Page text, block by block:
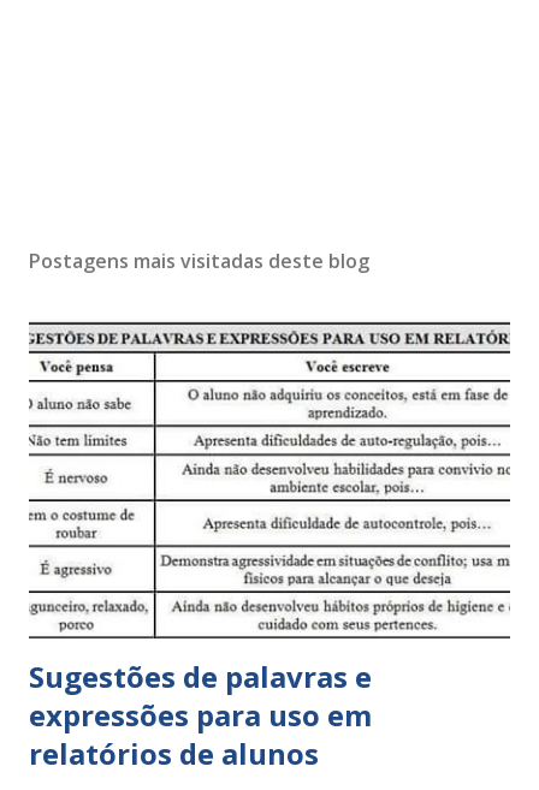
Postagens mais visitadas deste blog
Sugestões de palavras e
expressões para uso em
relatórios de alunos